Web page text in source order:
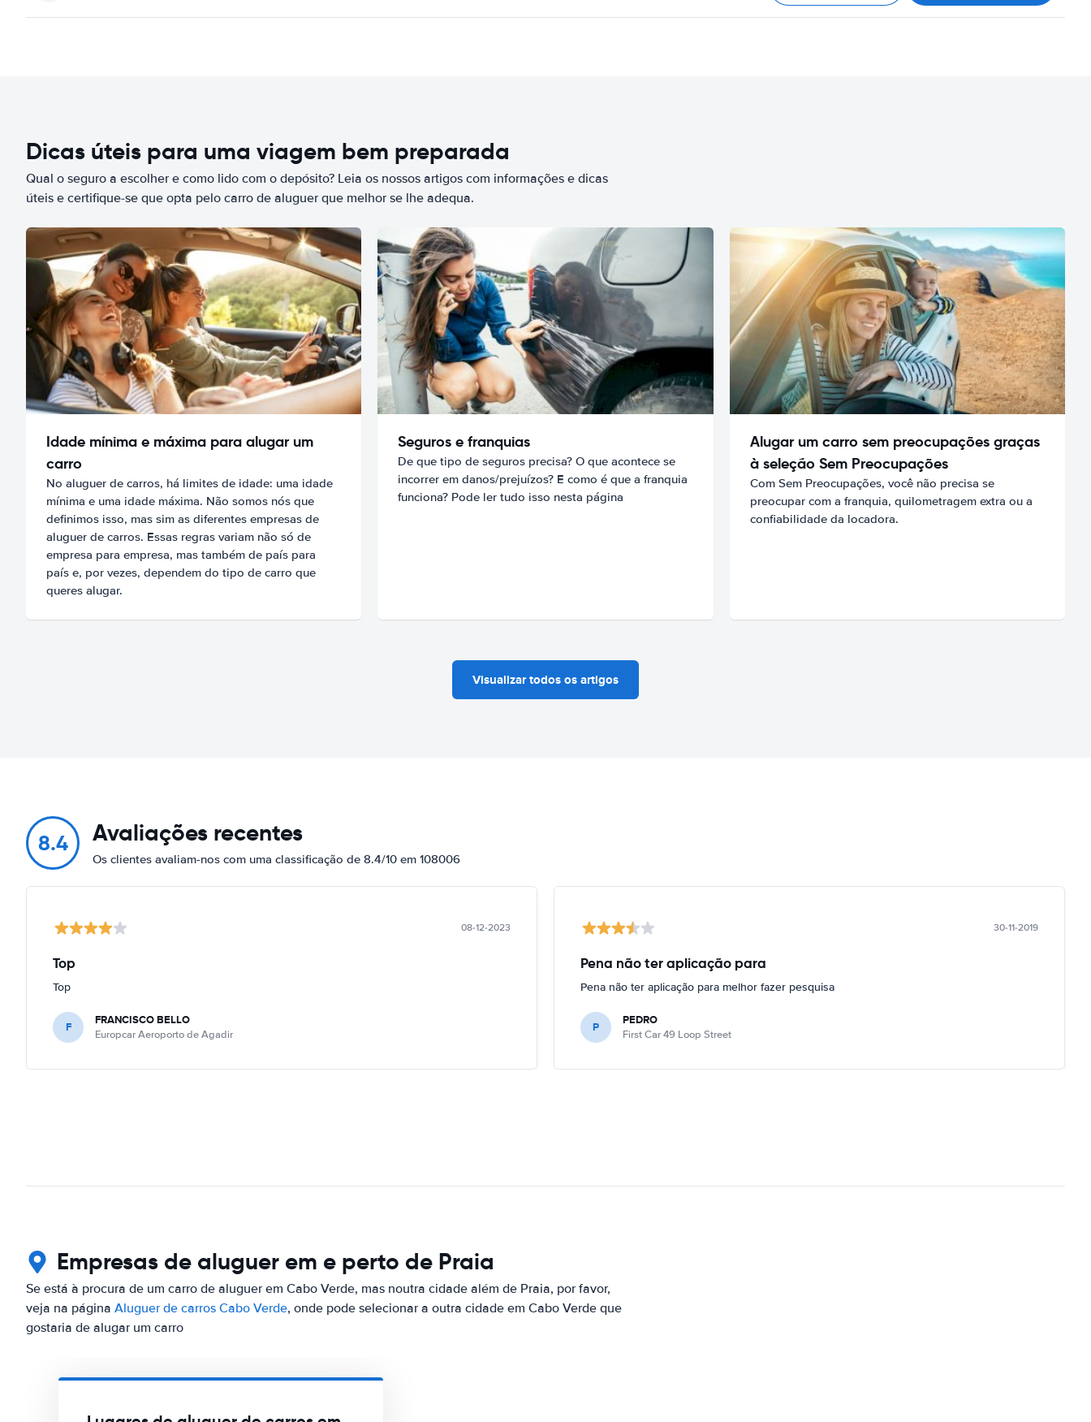
Dicas úteis para uma viagem bem preparada
Qual o seguro a escolher e como lido com o depósito? Leia os nossos artigos com informações e dicas
úteis e certifique-se que opta pelo carro de aluguer que melhor se lhe adequa.
Idade mínima e máxima para alugar um
carro
No aluguer de carros, há limites de idade: uma idade
mínima e uma idade máxima. Não somos nós que
definimos isso, mas sim as diferentes empresas de
aluguer de carros. Essas regras variam não só de
empresa para empresa, mas também de país para
país e, por vezes, dependem do tipo de carro que
queres alugar.
Seguros e franquias
De que tipo de seguros precisa? O que acontece se
incorrer em danos/prejuízos? E como é que a franquia
funciona? Pode ler tudo isso nesta página
Alugar um carro sem preocupações graças
à seleção Sem Preocupações
Com Sem Preocupações, você não precisa se
preocupar com a franquia, quilometragem extra ou a
confiabilidade da locadora.
Visualizar todos os artigos
8.4 Avaliações recentes
Os clientes avaliam-nos com uma classificação de 8.4/10 em 108006
08-12-2023
Top
Top
F FRANCISCO BELLO
Europcar Aeroporto de Agadir
30-11-2019
Pena não ter aplicação para
Pena não ter aplicação para melhor fazer pesquisa
P PEDRO
First Car 49 Loop Street
Empresas de aluguer em e perto de Praia
Se está à procura de um carro de aluguer em Cabo Verde, mas noutra cidade além de Praia, por favor,
veja na página Aluguer de carros Cabo Verde, onde pode selecionar a outra cidade em Cabo Verde que
gostaria de alugar um carro